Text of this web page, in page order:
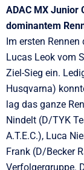
ADAC MX Junior
dominantem
Im ersten
Lucas Leok vom
Ziel-Sieg ein.
Husqvarna)
lag das ganze
Nindelt (D/TYK
A.T.E.C.), Luca
Frank (D/Becker
Verfolgergruppe.